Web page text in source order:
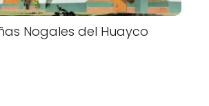
Nogales del Huayco